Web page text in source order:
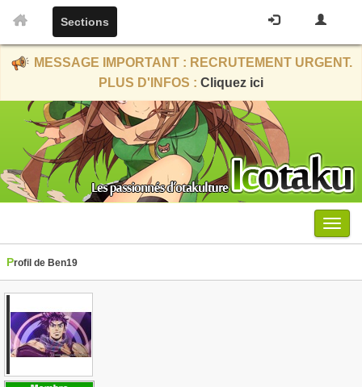
Sections
MESSAGE IMPORTANT : RECRUTEMENT URGENT.
PLUS D'INFOS : Cliquez ici
Menu
Profil de Ben19